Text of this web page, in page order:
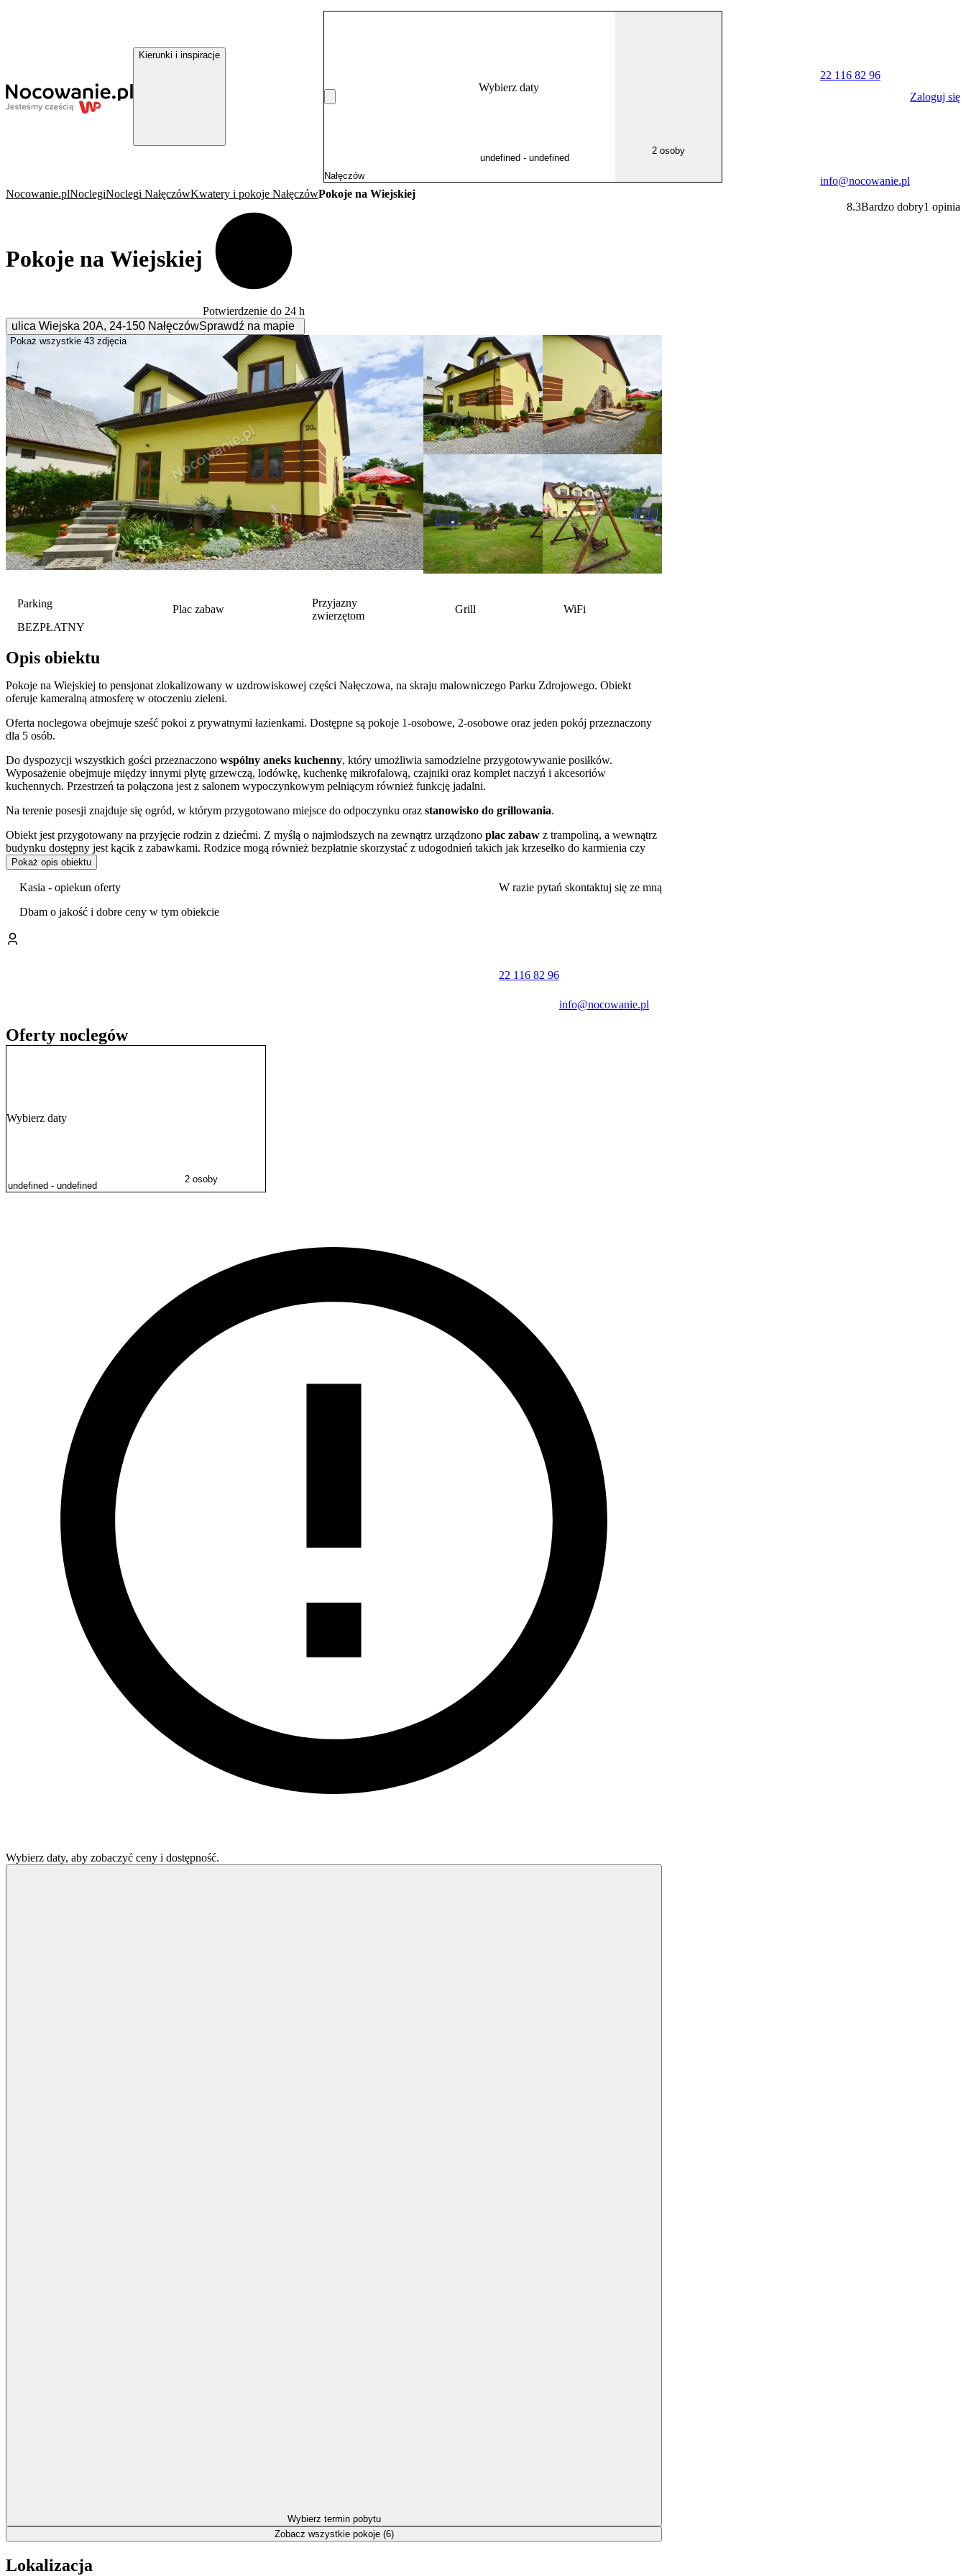
Kierunki i inspiracje
Wybierz daty
2 osoby
22 116 82 96
info@nocowanie.pl
Zaloguj się
Nocowanie.plNoclegiNoclegi NałęczówKwatery i pokoje NałęczówPokoje na Wiejskiej
Pokoje na Wiejskiej
Potwierdzenie do 24 h
ulica Wiejska 20A, 24-150 NałęczówSprawdź na mapie
8.3Bardzo dobry1 opinia
Pokaż wszystkie 43 zdjęcia
Parking
BEZPŁATNY
Plac zabaw
Przyjazny
zwierzętom
Grill WiFi
Opis obiektu
Pokoje na Wiejskiej to pensjonat zlokalizowany w uzdrowiskowej części Nałęczowa, na skraju malowniczego Parku Zdrojowego. Obiekt
oferuje kameralną atmosferę w otoczeniu zieleni.
Oferta noclegowa obejmuje sześć pokoi z prywatnymi łazienkami. Dostępne są pokoje 1-osobowe, 2-osobowe oraz jeden pokój przeznaczony
dla 5 osób.
Do dyspozycji wszystkich gości przeznaczono wspólny aneks kuchenny, który umożliwia samodzielne przygotowywanie posiłków.
Wyposażenie obejmuje między innymi płytę grzewczą, lodówkę, kuchenkę mikrofalową, czajniki oraz komplet naczyń i akcesoriów
kuchennych. Przestrzeń ta połączona jest z salonem wypoczynkowym pełniącym również funkcję jadalni.
Na terenie posesji znajduje się ogród, w którym przygotowano miejsce do odpoczynku oraz stanowisko do grillowania.
Obiekt jest przygotowany na przyjęcie rodzin z dziećmi. Z myślą o najmłodszych na zewnątrz urządzono plac zabaw z trampoliną, a wewnątrz
budynku dostępny jest kącik z zabawkami. Rodzice mogą również bezpłatnie skorzystać z udogodnień takich jak krzesełko do karmienia czy
wanienka. Istnieje możliwość rezerwacji łóżeczka dziecięcego za dodatkową opłatą.
Zmotoryzowani goście mogą korzystać z bezpłatnego
. Na terenie całego obiektu zapewniono dostęp do
spacerowe w Parku Zdrojowym, a także
dalszym wycieczkom do Kazimierza Dolnego, Puław czy Lublina.
Pokaż opis obiektu
Kasia - opiekun oferty
Dbam o jakość i dobre ceny w tym obiekcie
W razie pytań skontaktuj się ze mną
22 116 82 96
info@nocowanie.pl
Lokalizacja
Oferty noclegów
Wybierz daty
2 osoby
Wybierz daty, aby zobaczyć ceny i dostępność.
Wybierz termin pobytu
Zobacz wszystkie pokoje (6)